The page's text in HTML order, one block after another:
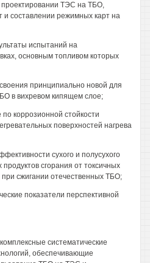
ТЭС на ТБО,
составлении режимных карт на
испытаний на
основным топливом которых
принципиально новой для
в вихревом кипящем слое;
коррозионной стойкости
поверхностей нагрева
сухого и полусухого
сгорания от токсичных
сжигании отечественных ТБО;
показатели перспективной
систематические
обеспечивающие